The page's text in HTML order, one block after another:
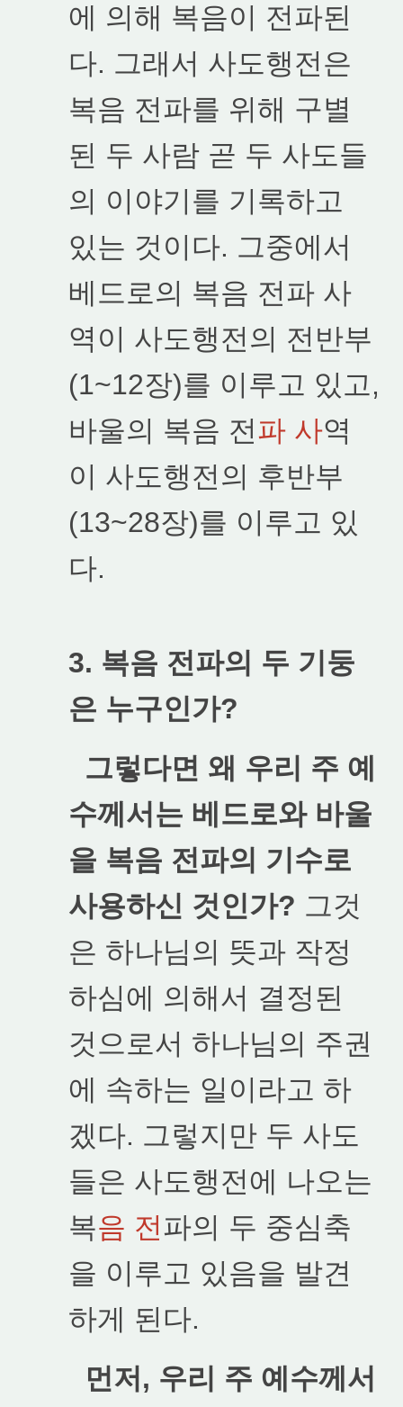
에 의해 복음이 전파된
다. 그래서 사도행전은
복음 전파를 위해 구별
된 두 사람 곧 두 사도들
의 이야기를 기록하고
있는 것이다. 그중에서
베드로의 복음 전파 사
역이 사도행전의 전반부
(1~12장)를 이루고 있고,
바울의 복음 전파 사역
이 사도행전의 후반부
(13~28장)를 이루고 있
다.
3. 복음 전파의 두 기둥
은 누구인가?
그렇다면 왜 우리 주 예
수께서는 베드로와 바울
을 복음 전파의 기수로
사용하신 것인가? 그것
은 하나님의 뜻과 작정
하심에 의해서 결정된
것으로서 하나님의 주권
에 속하는 일이라고 하
겠다. 그렇지만 두 사도
들은 사도행전에 나오는
복음 전파의 두 중심축
을 이루고 있음을 발견
하게 된다.
먼저, 우리 주 예수께서